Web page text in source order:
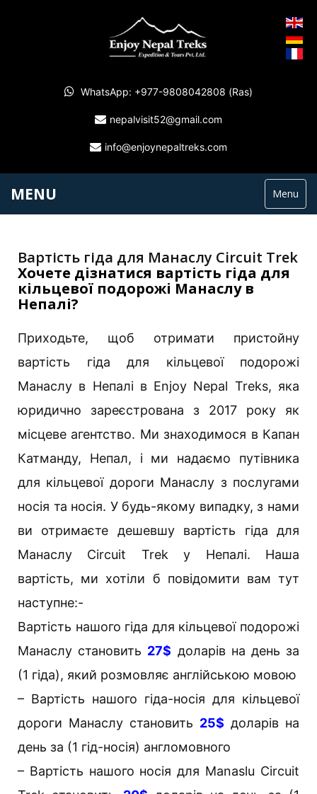
WhatsApp: +977-9808042808 (Ras)
nepalvisit52@gmail.com
info@enjoynepaltreks.com
MENU Menu
Вартість гіда для Манаслу Circuit Trek
Хочете дізнатися вартість гіда для
кільцевої подорожі Манаслу в
Непалі?
Приходьте, щоб отримати пристойну
вартість гіда для кільцевої подорожі
Манаслу в Непалі в Enjoy Nepal Treks, яка
юридично зареєстрована з 2017 року як
місцеве агентство. Ми знаходимося в Капан
Катманду, Непал, і ми надаємо путівника
для кільцевої дороги Манаслу з послугами
носія та носія. У будь-якому випадку, з нами
ви отримаєте дешевшу вартість гіда для
Манаслу Circuit Trek у Непалі. Наша
вартість, ми хотіли б повідомити вам тут
наступне:-
Вартість нашого гіда для кільцевої подорожі
Манаслу становить 27$ доларів на день за
(1 гіда), який розмовляє англійською мовою
– Вартість нашого гіда-носія для кільцевої
дороги Манаслу становить 25$ доларів на
день за (1 гід-носія) англомовного
– Вартість нашого носія для Manaslu Circuit